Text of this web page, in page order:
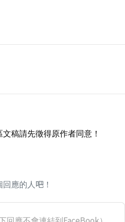
稿請先徵得原作者同意！
應的人吧！